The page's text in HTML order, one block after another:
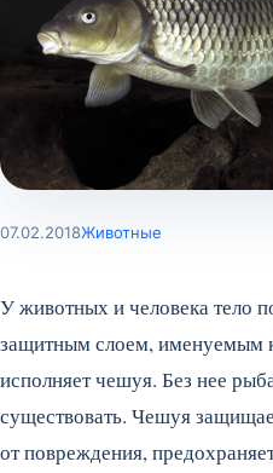
07.02.2018Животные
У животных и человека тело
защитным слоем, именуемым
исполняет чешуя. Без нее
существовать. Чешуя
от повреждения,